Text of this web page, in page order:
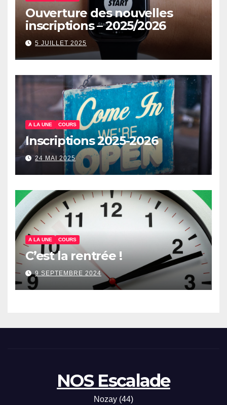
Ouverture des nouvelles
inscriptions – 2025/2026
5 JUILLET 2025
A LA UNE COURS
Inscriptions 2025-2026
24 MAI 2025
A LA UNE COURS
C’est la rentrée !
9 SEPTEMBRE 2024
NOS Escalade
Nozay (44)